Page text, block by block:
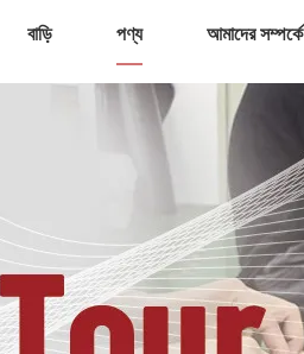
বাড়ি পণ্য আমাদের সম্পর্কে